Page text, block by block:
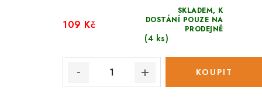
SKLADEM, K
DOSTÁNÍ POUZE NA
PRODEJNĚ
(4 ks)
109 Kč